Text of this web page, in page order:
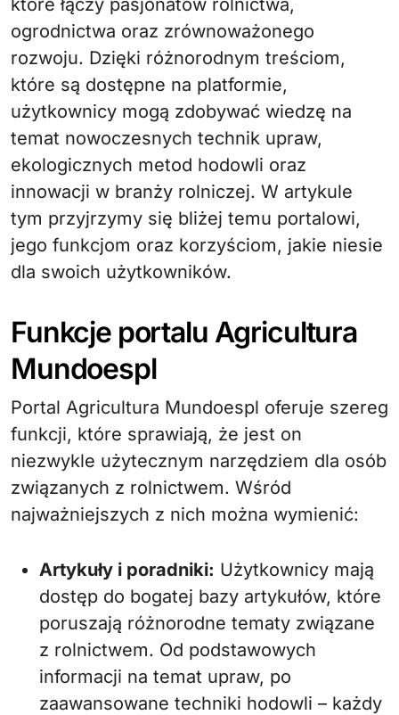
które łączy pasjonatów rolnictwa,
ogrodnictwa oraz zrównoważonego
rozwoju. Dzięki różnorodnym treściom,
które są dostępne na platformie,
użytkownicy mogą zdobywać wiedzę na
temat nowoczesnych technik upraw,
ekologicznych metod hodowli oraz
innowacji w branży rolniczej. W artykule
tym przyjrzymy się bliżej temu portalowi,
jego funkcjom oraz korzyściom, jakie niesie
dla swoich użytkowników.
Funkcje portalu Agricultura
Mundoespl
Portal Agricultura Mundoespl oferuje szereg
funkcji, które sprawiają, że jest on
niezwykle użytecznym narzędziem dla osób
związanych z rolnictwem. Wśród
najważniejszych z nich można wymienić:
Artykuły i poradniki: Użytkownicy mają
dostęp do bogatej bazy artykułów, które
poruszają różnorodne tematy związane
z rolnictwem. Od podstawowych
informacji na temat upraw, po
zaawansowane techniki hodowli – każdy